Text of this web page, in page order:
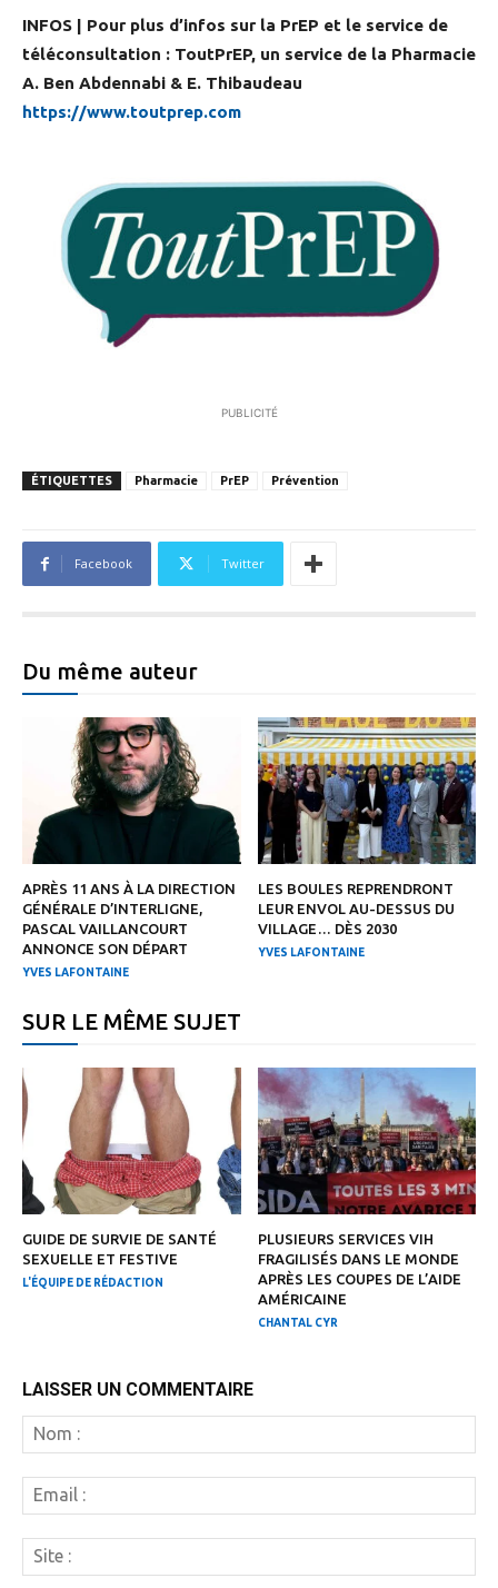
INFOS | Pour plus d’infos sur la PrEP et le service de
téléconsultation : ToutPrEP, un service de la Pharmacie
A. Ben Abdennabi & E. Thibaudeau
https://www.toutprep.com
PUBLICITÉ
ÉTIQUETTES Pharmacie PrEP Prévention
Facebook Twitter
Du même auteur
APRÈS 11 ANS À LA DIRECTION
GÉNÉRALE D’INTERLIGNE,
PASCAL VAILLANCOURT
ANNONCE SON DÉPART
YVES LAFONTAINE
LES BOULES REPRENDRONT
LEUR ENVOL AU-DESSUS DU
VILLAGE… DÈS 2030
YVES LAFONTAINE
SUR LE MÊME SUJET
GUIDE DE SURVIE DE SANTÉ
SEXUELLE ET FESTIVE
L'ÉQUIPE DE RÉDACTION
PLUSIEURS SERVICES VIH
FRAGILISÉS DANS LE MONDE
APRÈS LES COUPES DE L’AIDE
AMÉRICAINE
CHANTAL CYR
LAISSER UN COMMENTAIRE
:
:
: